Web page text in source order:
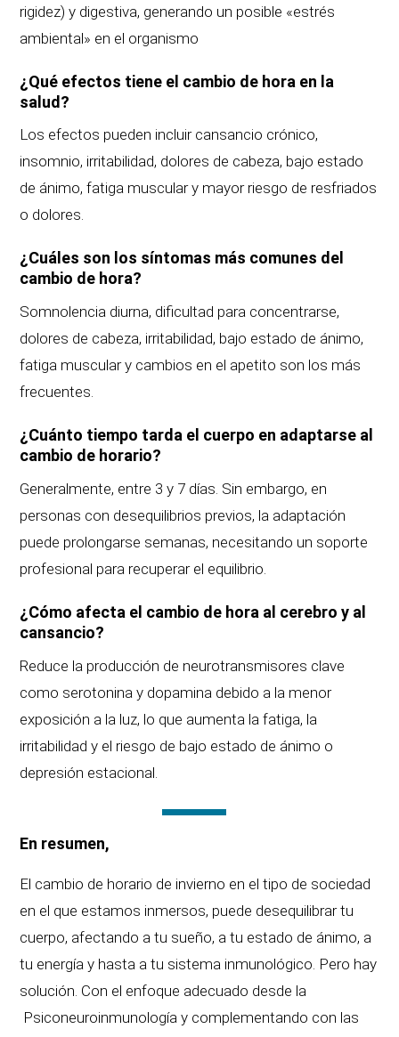
rigidez) y digestiva, generando un posible «estrés
ambiental» en el organismo
¿Qué efectos tiene el cambio de hora en la
salud?
Los efectos pueden incluir cansancio crónico,
insomnio, irritabilidad, dolores de cabeza, bajo estado
de ánimo, fatiga muscular y mayor riesgo de resfriados
o dolores.
¿Cuáles son los síntomas más comunes del
cambio de hora?
Somnolencia diurna, dificultad para concentrarse,
dolores de cabeza, irritabilidad, bajo estado de ánimo,
fatiga muscular y cambios en el apetito son los más
frecuentes.
¿Cuánto tiempo tarda el cuerpo en adaptarse al
cambio de horario?
Generalmente, entre 3 y 7 días. Sin embargo, en
personas con desequilibrios previos, la adaptación
puede prolongarse semanas, necesitando un soporte
profesional para recuperar el equilibrio.
¿Cómo afecta el cambio de hora al cerebro y al
cansancio?
Reduce la producción de neurotransmisores clave
como serotonina y dopamina debido a la menor
exposición a la luz, lo que aumenta la fatiga, la
irritabilidad y el riesgo de bajo estado de ánimo o
depresión estacional.
En resumen,
El cambio de horario de invierno en el tipo de sociedad
en el que estamos inmersos, puede desequilibrar tu
cuerpo, afectando a tu sueño, a tu estado de ánimo, a
tu energía y hasta a tu sistema inmunológico. Pero hay
solución. Con el enfoque adecuado desde la
Psiconeuroinmunología y complementando con las